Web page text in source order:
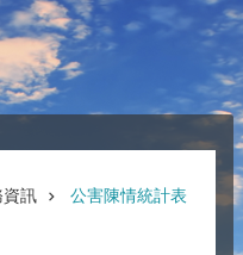
資訊 公害陳情統計表